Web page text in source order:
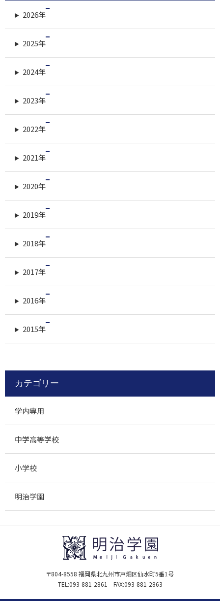
2026年
2025年
2024年
2023年
2022年
2021年
2020年
2019年
2018年
2017年
2016年
2015年
カテゴリー
学内専用
中学高等学校
小学校
明治学園
〒804-8558 福岡県北九州市戸畑区仙水町5番1号
TEL:093-881-2861 FAX:093-881-2863